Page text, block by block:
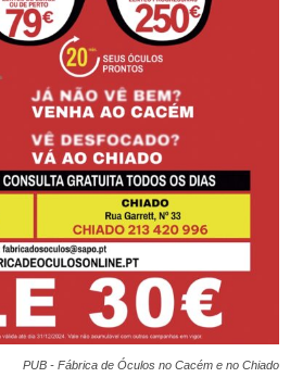
PUB - Fábrica de Óculos no Cacém e no Chiado